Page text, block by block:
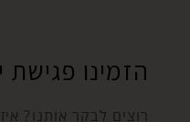
הזמינו
רוצים לבקר אותנו?